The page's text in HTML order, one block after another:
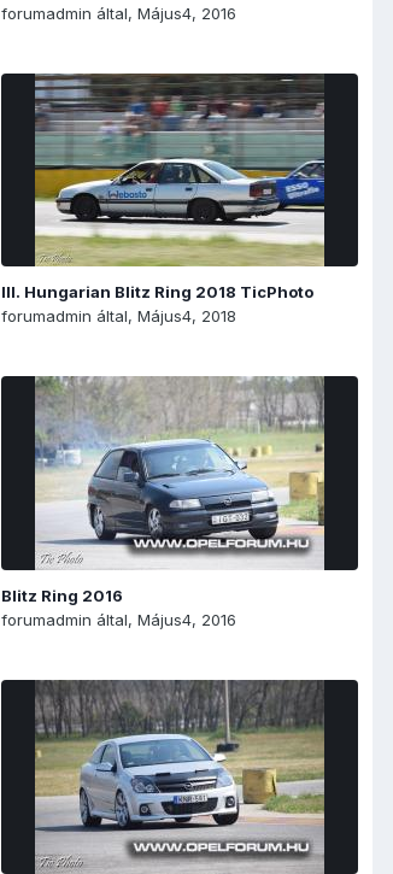
forumadmin által, Május4, 2016
III. Hungarian Blitz Ring 2018 TicPhoto
forumadmin által, Május4, 2018
Blitz Ring 2016
forumadmin által, Május4, 2016